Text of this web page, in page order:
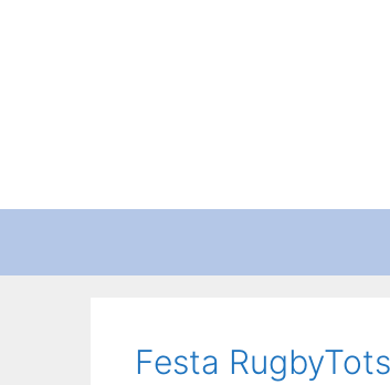
Festa RugbyTots